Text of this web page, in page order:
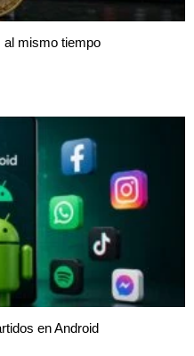
al mismo tiempo
en Android